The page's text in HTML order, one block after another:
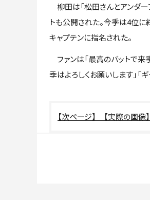
柳田は「松田さんとアンダ
トも公開された。今季は4位
キャプテンに指名された。
ファンは「最高のバットで来
季はよろしくお願いします」「
【実際の画像